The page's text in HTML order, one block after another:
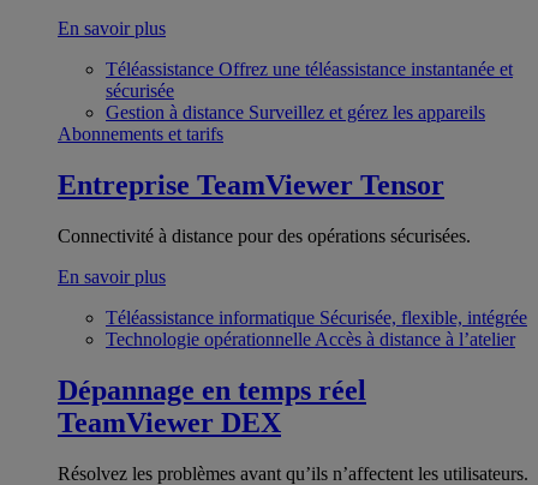
En savoir plus
Téléassistance Offrez une téléassistance instantanée et
sécurisée
Gestion à distance Surveillez et gérez les appareils
Abonnements et tarifs
Entreprise TeamViewer Tensor
Connectivité à distance pour des opérations sécurisées.
En savoir plus
Téléassistance informatique Sécurisée, flexible, intégrée
Technologie opérationnelle Accès à distance à l’atelier
Dépannage en temps réel
TeamViewer DEX
Résolvez les problèmes avant qu’ils n’affectent les utilisateurs.